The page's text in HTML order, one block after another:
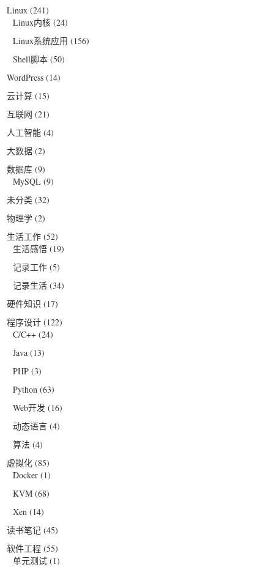
Linux (241)
Linux内核 (24)
Linux系统应用 (156)
Shell脚本 (50)
WordPress (14)
云计算 (15)
互联网 (21)
人工智能 (4)
大数据 (2)
数据库 (9)
MySQL (9)
未分类 (32)
物理学 (2)
生活工作 (52)
生活感悟 (19)
记录工作 (5)
记录生活 (34)
硬件知识 (17)
程序设计 (122)
C/C++ (24)
Java (13)
PHP (3)
Python (63)
Web开发 (16)
动态语言 (4)
算法 (4)
虚拟化 (85)
Docker (1)
KVM (68)
Xen (14)
读书笔记 (45)
软件工程 (55)
单元测试 (1)